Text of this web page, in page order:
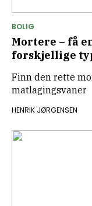
Mortere – få
forskjellige
Finn den rette
matlagingsvaner
BOLIG
HENRIK JØRGENSEN